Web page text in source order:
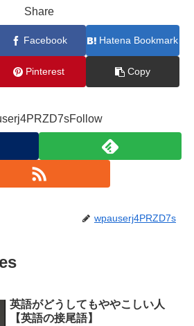
Share
Facebook Hatena Bookmark
Pinterest Copy
wpauserj4PRZD7s
英語がどうしてもややこしい人
【英語の接尾語】